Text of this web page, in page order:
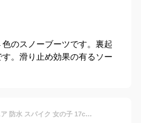
のスノーブーツです。裏起
。滑り止め効果の有るソー
スノーブーツ キッズ ジュニア 防水 スパイク 女の子 17cm 18c 19cm 20cm 21cm 22cm 23cm 24cm ムーンスター ウィンターブーツ ブーツ 北海道 防滑 あったか 雪道対応 スノトレ 秋冬 子供 靴 雪遊び moonstar HI-TEC ハイテック 入口